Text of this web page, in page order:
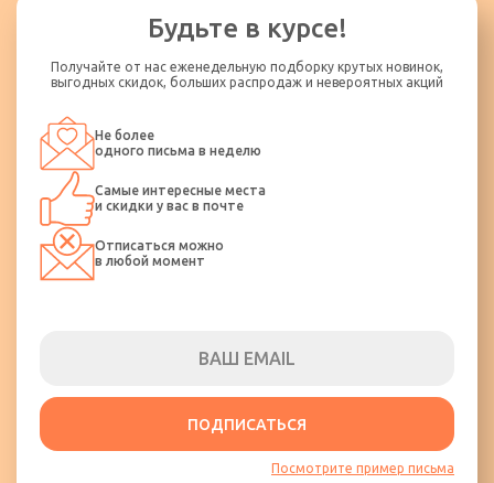
Будьте в курсе!
Получайте от нас еженедельную подборку крутых новинок,
выгодных скидок, больших распродаж и невероятных акций
Не более
одного письма в неделю
Самые интересные места
и скидки у вас в почте
Отписаться можно
в любой момент
ПОДПИСАТЬСЯ
Посмотрите пример письма